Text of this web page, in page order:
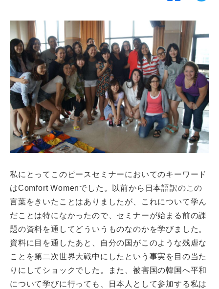
CLOSE
私にとってこのピースセミナーにおいてのキーワード
はComfort Womenでした。以前から日本語訳のこの
言葉をきいたことはありましたが、これについて学ん
だことは特になかったので、セミナーが始まる前の課
題の資料を通してどういうものなのかを学びました。
資料に目を通したあと、自分の国がこのような残虐な
ことを第二次世界大戦中にしたという事実を目の当た
りにしてショックでした。また、被害国の韓国へ平和
について学びに行っても、日本人として参加する私は